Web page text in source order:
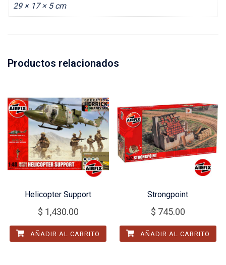
29 × 17 × 5 cm
Productos relacionados
Helicopter Support
$ 1,430.00
AÑADIR AL CARRITO
Strongpoint
$ 745.00
AÑADIR AL CARRITO